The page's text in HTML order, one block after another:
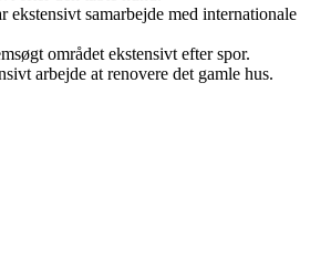
ekstensivt samarbejde med internationale
området ekstensivt efter spor.
arbejde at renovere det gamle hus.